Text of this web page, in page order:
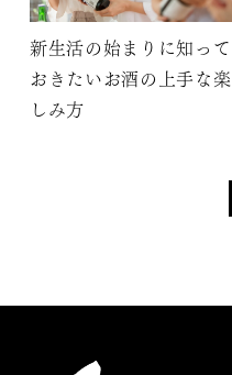
新生活の始まりに知って
おきたいお酒の上手な楽
しみ方